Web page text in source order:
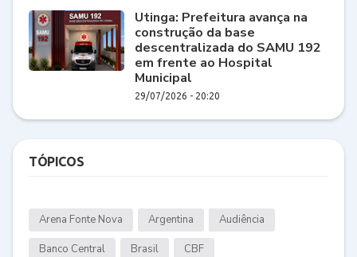
Utinga: Prefeitura avança na
construção da base
descentralizada do SAMU 192
em frente ao Hospital
Municipal
29/07/2026 - 20:20
TÓPICOS
Arena Fonte Nova Argentina Audiência
Banco Central Brasil CBF